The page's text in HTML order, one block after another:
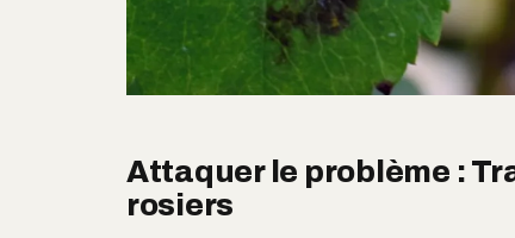
Attaquer le problème :
rosiers